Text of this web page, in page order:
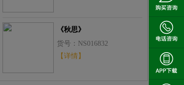
《秋思》
货号：NS016832
【详情】